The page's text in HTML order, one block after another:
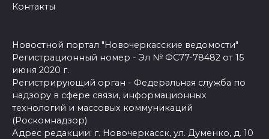
Контакты
Новостной портал "Новочеркасские ведомости"
Регистрационный номер - Эл № ФС77-78482 от 15
июня 2020 г.
Регистрирующий орган - Федеральная служба по
надзору в сфере связи, информационных
технологий и массовых коммуникаций
(Роскомнадзор)
Адрес редакции: г. Новочеркасск, ул. Думенко, д. 10